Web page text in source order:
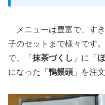
メニューは豊富で、す
子のセットまで様々です
で、「 抹茶づくし 」に「
になった「 鴨饅頭 」を注